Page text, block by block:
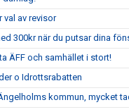
val av revisor
300kr när du putsar dina
ÄFF och samhället i stort!
o Idrottsrabatten
kommun, mycket